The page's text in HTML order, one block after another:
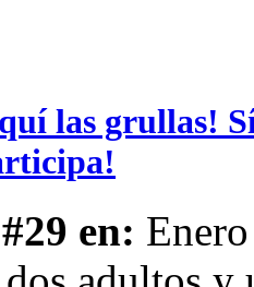
las grullas!
en: